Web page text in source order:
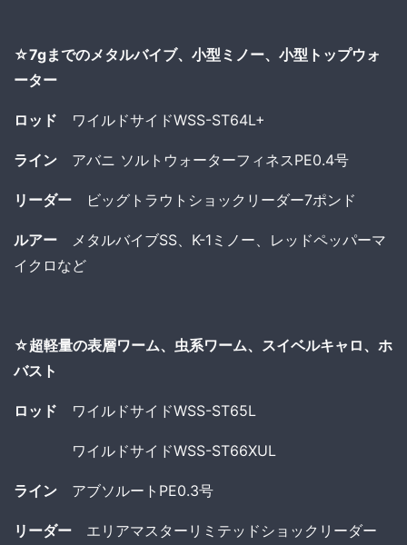
☆7gまでのメタルバイブ、小型ミノー、小型トップウォ
ーター
ロッド ワイルドサイドWSS-ST64L+
ライン アバニ ソルトウォーターフィネスPE0.4号
リーダー ビッグトラウトショックリーダー7ポンド
ルアー
メタルバイブSS、K-1ミノー、レッドペッパーマ
イクロなど
☆超軽量の表層ワーム、虫系ワーム、スイベルキャロ、ホ
バスト
ロッド ワイルドサイドWSS-ST65L
ワイルドサイドWSS-ST66XUL
ライン アブソルートPE0.3号
リーダー エリアマスターリミテッドショックリーダー